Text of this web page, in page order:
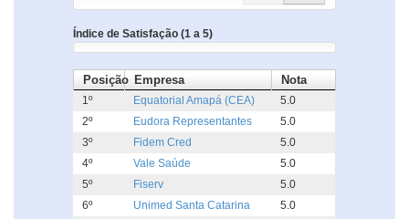
Índice de Satisfação (1 a 5)
Posição Empresa Nota
1º Equatorial Amapá (CEA)
5.0
2º
Eudora Representantes
5.0
3º
Fidem Cred
5.0
4º
Vale Saúde
5.0
5º
Fiserv
5.0
6º
Unimed Santa Catarina
5.0